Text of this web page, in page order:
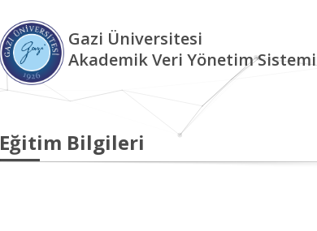
Gazi Üniversitesi
Akademik Veri Yönetim Sistemi
Eğitim Bilgileri